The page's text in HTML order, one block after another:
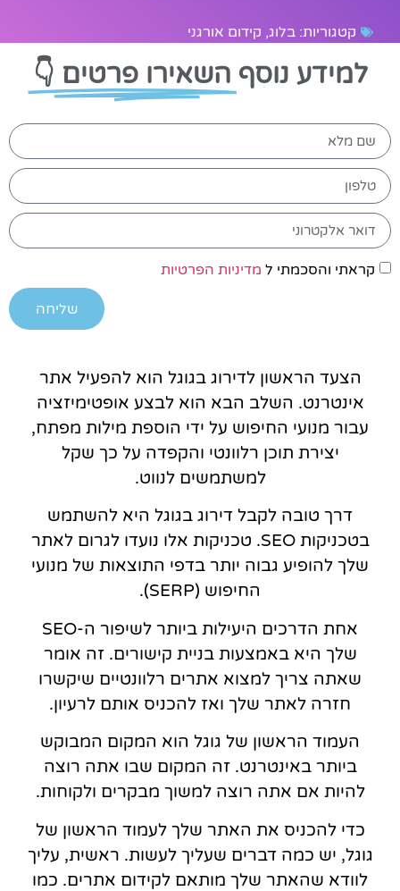
קטגוריות: בלוג, קידום אורגני
למידע נוסף השאירו פרטים 👇
קראתי והסכמתי ל מדיניות הפרטיות
שליחה
הצעד הראשון לדירוג בגוגל הוא להפעיל אתר
אינטרנט. השלב הבא הוא לבצע אופטימיזציה
עבור מנועי החיפוש על ידי הוספת מילות מפתח,
יצירת תוכן רלוונטי והקפדה על כך שקל
למשתמשים לנווט.
דרך טובה לקבל דירוג בגוגל היא להשתמש
בטכניקות SEO. טכניקות אלו נועדו לגרום לאתר
שלך להופיע גבוה יותר בדפי התוצאות של מנועי
החיפוש (SERP).
אחת הדרכים היעילות ביותר לשיפור ה-SEO
שלך היא באמצעות בניית קישורים. זה אומר
שאתה צריך למצוא אתרים רלוונטיים שיקשרו
חזרה לאתר שלך ואז להכניס אותם לרעיון.
העמוד הראשון של גוגל הוא המקום המבוקש
ביותר באינטרנט. זה המקום שבו אתה רוצה
להיות אם אתה רוצה למשוך מבקרים ולקוחות.
כדי להכניס את האתר שלך לעמוד הראשון של
גוגל, יש כמה דברים שעליך לעשות. ראשית, עליך
לוודא שהאתר שלך מותאם לקידום אתרים. כמו